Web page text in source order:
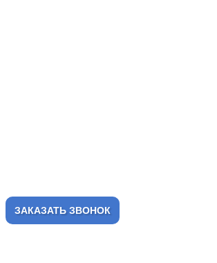
ЗАКАЗАТЬ ЗВОНОК